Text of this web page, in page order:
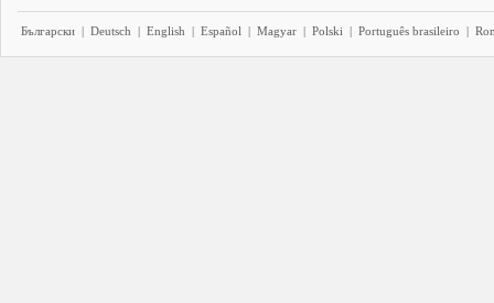
Български | Deutsch | English | Español | Magyar | Polski | Português brasileiro |